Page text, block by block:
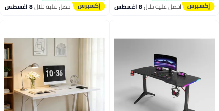
احصل عليه خلال8 اغسطس احصل عليه خلال8 اغسطس